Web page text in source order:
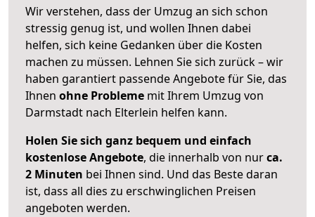
Wir verstehen, dass der Umzug an sich schon
stressig genug ist, und wollen Ihnen dabei
helfen, sich keine Gedanken über die Kosten
machen zu müssen. Lehnen Sie sich zurück – wir
haben garantiert passende Angebote für Sie, das
Ihnen ohne Probleme mit Ihrem Umzug von
Darmstadt nach Elterlein helfen kann.
Holen Sie sich ganz bequem und einfach
kostenlose Angebote, die innerhalb von nurca.
2 Minuten bei Ihnen sind. Und das Beste daran
ist, dass all dies zu erschwinglichen Preisen
angeboten werden.